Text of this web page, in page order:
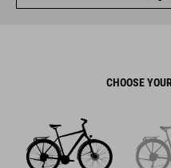
CHOOSE